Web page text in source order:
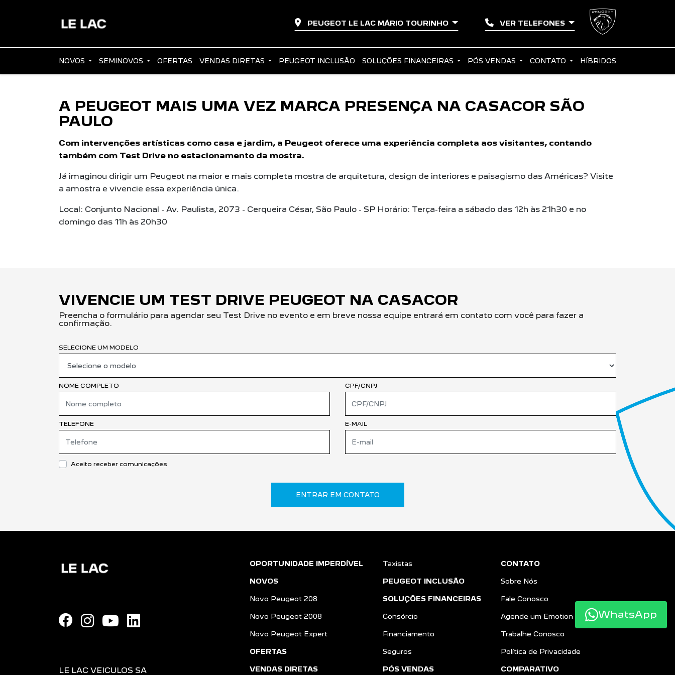
PEUGEOT LE LAC MÁRIO TOURINHO VER TELEFONES
NOVOS SEMINOVOS OFERTAS VENDAS DIRETAS PEUGEOT INCLUSÃO SOLUÇÕES FINANCEIRAS PÓS VENDAS CONTATO HÍBRIDOS
A PEUGEOT MAIS UMA VEZ MARCA PRESENÇA NA CASACOR SÃO
PAULO
Com intervenções artísticas como casa e jardim, a Peugeot oferece uma experiência completa aos visitantes, contando
também com Test Drive no estacionamento da mostra.
Já imaginou dirigir um Peugeot na maior e mais completa mostra de arquitetura, design de interiores e paisagismo das Américas? Visite
a amostra e vivencie essa experiência única.
Local: Conjunto Nacional - Av. Paulista, 2073 - Cerqueira César, São Paulo - SP Horário: Terça-feira a sábado das 12h às 21h30 e no
domingo das 11h às 20h30
VIVENCIE UM TEST DRIVE PEUGEOT NA CASACOR
Preencha o formulário para agendar seu Test Drive no evento e em breve nossa equipe entrará em contato com você para fazer a
confirmação.
SELECIONE UM MODELO
NOME COMPLETO CPF/CNPJ
TELEFONE E-MAIL
Aceito receber comunicações
ENTRAR EM CONTATO
LE LAC VEICULOS SA
OPORTUNIDADE IMPERDÍVEL
NOVOS
Novo Peugeot 208
Novo Peugeot 2008
Novo Peugeot Expert
OFERTAS
VENDAS DIRETAS
Taxistas
PEUGEOT INCLUSÃO
SOLUÇÕES FINANCEIRAS
Consórcio
Financiamento
Seguros
PÓS VENDAS
CONTATO
Sobre Nós
Fale Conosco
Agende um Emotion Drive
Trabalhe Conosco
Política de Privacidade
COMPARATIVO
WhatsApp